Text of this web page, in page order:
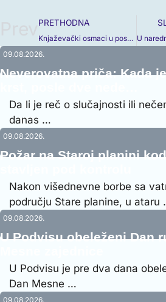
PRETHODNA
Knjaževački osmaci u poseti Tehničkoj školi (FOTO)
09.08.2026.
Neverovatna priča: Kada
Da li je reč o slučajnosti ili
danas …
09.08.2026.
Požar na Staroj planini
Nakon višednevne borbe sa
području Stare planine, u ataru
09.08.2026.
U Podvisu obeleženi Dan
U Podvisu je pre dva dana
Dan Mesne …
09.08.2026.